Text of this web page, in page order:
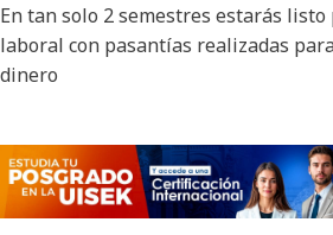
En tan solo 2 semestres estarás listo
laboral con pasantías realizadas
dinero